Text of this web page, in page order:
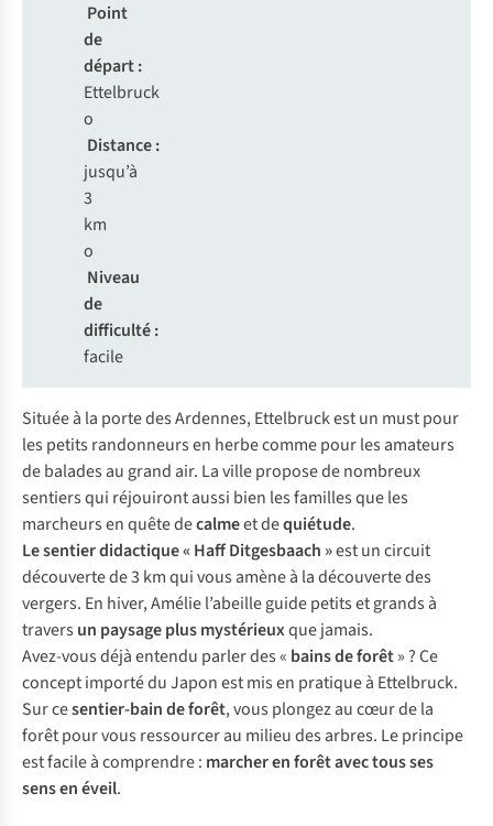
Point
de
départ :
Ettelbruck
o
Distance :
jusqu’à
3
km
o
Niveau
de
difficulté :
facile
Située à la porte des Ardennes, Ettelbruck est un must pour
les petits randonneurs en herbe comme pour les amateurs
de balades au grand air. La ville propose de nombreux
sentiers qui réjouiront aussi bien les familles que les
marcheurs en quête decalmeet dequiétude.
Le sentier didactique « Haff Ditgesbaach »est un circuit
découverte de 3 km qui vous amène à la découverte des
vergers. En hiver, Amélie l’abeille guide petits et grands à
travers un paysage plusmystérieuxque jamais.
Avez-vous déjà entendu parler des « bains de forêt» ? Ce
concept importé du Japon est mis en pratique à Ettelbruck.
Sur cesentier-bain de forêt, vous plongez au cœur de la
forêt pour vous ressourcer au milieu des arbres. Le principe
est facile à comprendre : marcher en forêt avec tous ses
sens en éveil.